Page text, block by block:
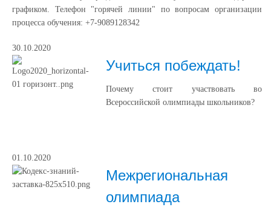
графиком. Телефон "горячей линии" по вопросам организации
процесса обучения: +7-9089128342
30.10.2020
Учиться побеждать!
Почему стоит участвовать во
Всероссийской олимпиады школьников?
01.10.2020
Межрегиональная
олимпиада